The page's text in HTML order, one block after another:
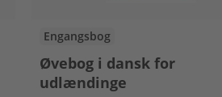
Engangsbog
Øvebog i dansk for
udlændinge